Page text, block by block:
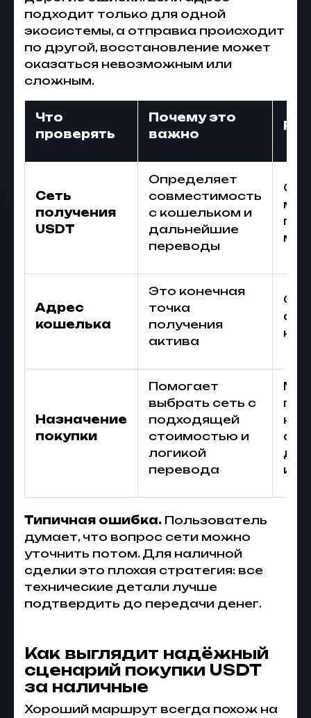
подходит только для одной
экосистемы, а отправка происходит
по другой, восстановление может
оказаться невозможным или
сложным.
Что
проверять
Почему это
важно
Сеть
получения
USDT
Определяет
совместимость
с кошельком и
дальнейшие
переводы
по
Адрес
кошелька
Это конечная
точка
получения
актива
Назначение
покупки
Помогает
выбрать сеть с
подходящей
стоимостью и
логикой
перевода
Типичная ошибка. Пользователь
думает, что вопрос сети можно
уточнить потом. Для наличной
сделки это плохая стратегия: все
технические детали лучше
подтвердить до передачи денег.
Как выглядит надёжный
сценарий покупки USDT
за наличные
Хороший маршрут всегда похож на